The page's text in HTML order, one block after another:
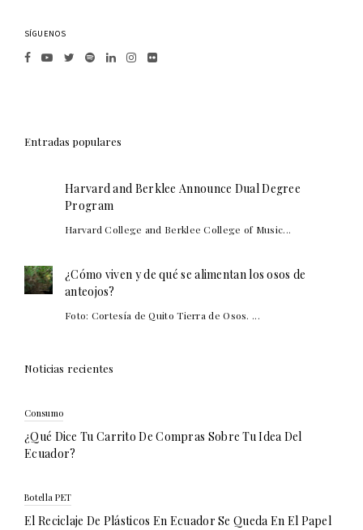
SÍGUENOS
Entradas populares
Harvard and Berklee Announce Dual Degree
Program
Harvard College and Berklee College of Music...
¿Cómo viven y de qué se alimentan los osos de
anteojos?
Foto: Cortesía de Quito Tierra de Osos. ...
Noticias recientes
Consumo
¿Qué Dice Tu Carrito De Compras Sobre Tu Idea Del
Ecuador?
Botella PET
El Reciclaje De Plásticos En Ecuador Se Queda En El Papel